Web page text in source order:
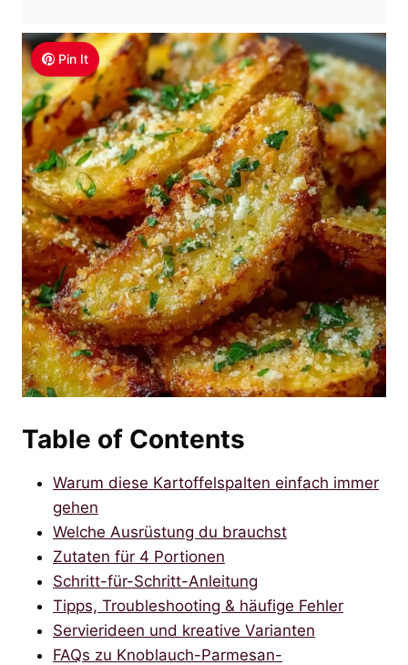
Pin It
Table of Contents
Warum diese Kartoffelspalten einfach immer
gehen
Welche Ausrüstung du brauchst
Zutaten für 4 Portionen
Schritt-für-Schritt-Anleitung
Tipps, Troubleshooting & häufige Fehler
Servierideen und kreative Varianten
FAQs zu Knoblauch-Parmesan-